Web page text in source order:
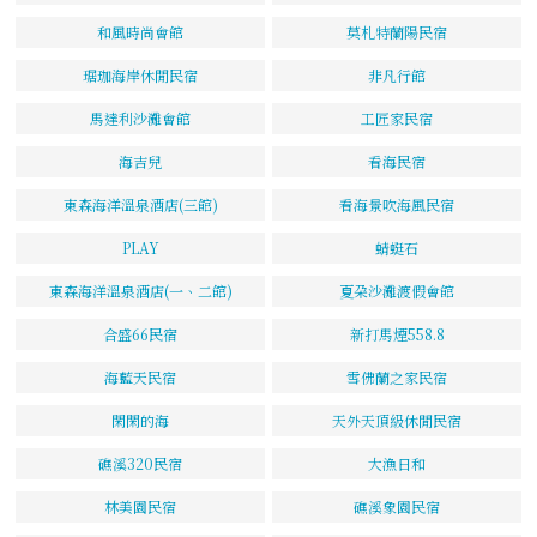
和風時尚會館 莫札特蘭陽民宿
琚珈海岸休閒民宿 非凡行館
馬達利沙灘會館 工匠家民宿
海吉兒 看海民宿
東森海洋溫泉酒店(三館) 看海景吹海風民宿
PLAY 蜻蜓石
東森海洋溫泉酒店(一、二館) 夏朶沙灘渡假會館
合盛66民宿 新打馬煙558.8
海藍天民宿 雪佛蘭之家民宿
閑閑的海 天外天頂級休閒民宿
礁溪320民宿 大漁日和
林美園民宿 礁溪象園民宿